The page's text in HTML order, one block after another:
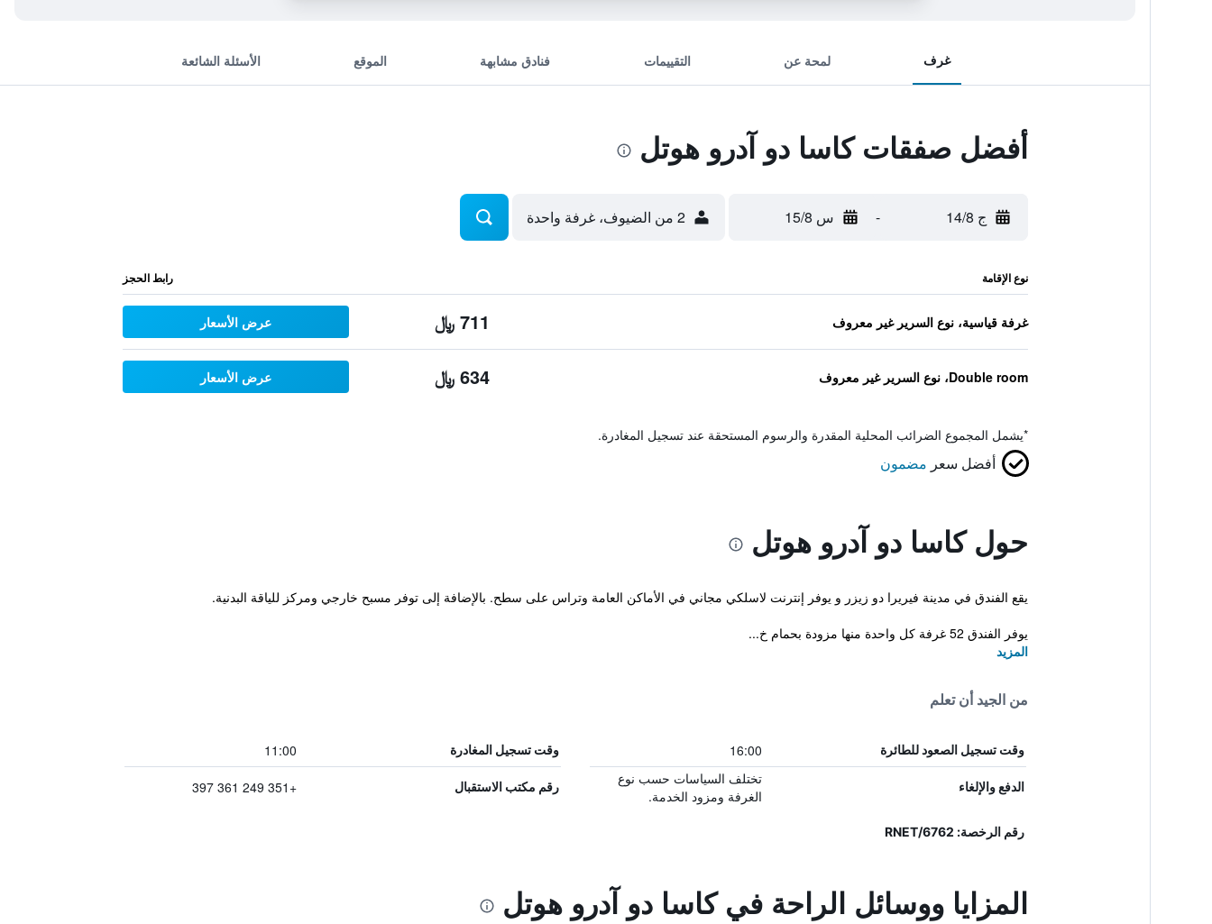
غرف لمحة عن التقييمات فنادق مشابهة الموقع الأسئلة الشائعة
أفضل صفقات كاسا دو آدرو هوتل
ج 14/8 - س 15/8 2 من الضيوف، غرفة واحدة
نوع الإقامة رابط الحجز
غرفة قياسية، نوع السرير غير معروف 711 ﷼ عرض الأسعار
Double room، نوع السرير غير معروف 634 ﷼ عرض الأسعار
*يشمل المجموع الضرائب المحلية المقدرة والرسوم المستحقة عند تسجيل المغادرة.
أفضل سعر مضمون
حول كاسا دو آدرو هوتل
يقع الفندق في مدينة فيريرا دو زيزر و يوفر إنترنت لاسلكي مجاني في الأماكن العامة وتراس على سطح. بالإضافة إلى توفر مسبح خارجي ومركز للياقة البدنية.
يوفر الفندق 52 غرفة كل واحدة منها مزودة بحمام خ...
المزيد
من الجيد أن تعلم
وقت تسجيل الصعود للطائرة 16:00 وقت تسجيل المغادرة 11:00
الدفع والإلغاء
تختلف السياسات حسب نوع
الغرفة ومزود الخدمة.
رقم مكتب الاستقبال +351 249 361 397
رقم الرخصة: 6762/RNET
المزايا ووسائل الراحة في كاسا دو آدرو هوتل